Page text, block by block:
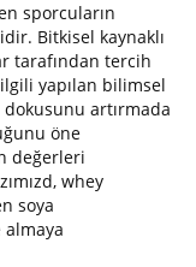
sporcuların
Bitkisel kaynaklı
tarafından tercih
yapılan bilimsel
artırmada
öne
değerleri
whey
soya